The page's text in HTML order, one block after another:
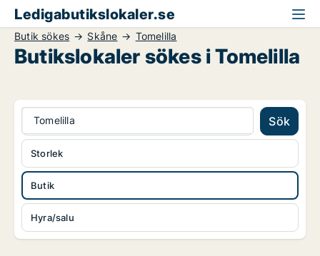
Ledigabutikslokaler.se
Butik sökes Skåne Tomelilla
Butikslokaler sökes i Tomelilla
Tomelilla Sök
Butik
Hyra/salu
Storlek